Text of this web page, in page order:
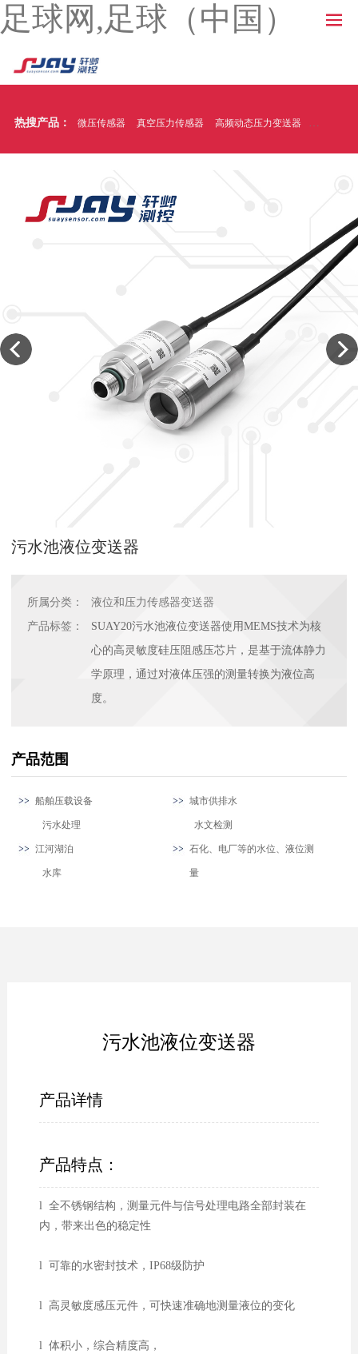
足球网,足球（中国）
热搜产品： 微压传感器 真空压力传感器 高频动态压力变送器 温压一体
污水池液位变送器
所属分类：
液位和压力传感器变送器
产品标签：
SUAY20污水池液位变送器使用MEMS技术为核
心的高灵敏度硅压阻感压芯片，是基于流体静力
学原理，通过对液体压强的测量转换为液位高
度。
产品范围
船舶压载设备
污水处理
城市供排水
水文检测
江河湖泊
水库
石化、电厂等的水位、液位测
量
污水池液位变送器
产品详情
产品特点：
l 全不锈钢结构，测量元件与信号处理电路全部封装在
内，带来出色的稳定性
l 可靠的水密封技术，IP68级防护
l 高灵敏度感压元件，可快速准确地测量液位的变化
l 体积小，综合精度高，